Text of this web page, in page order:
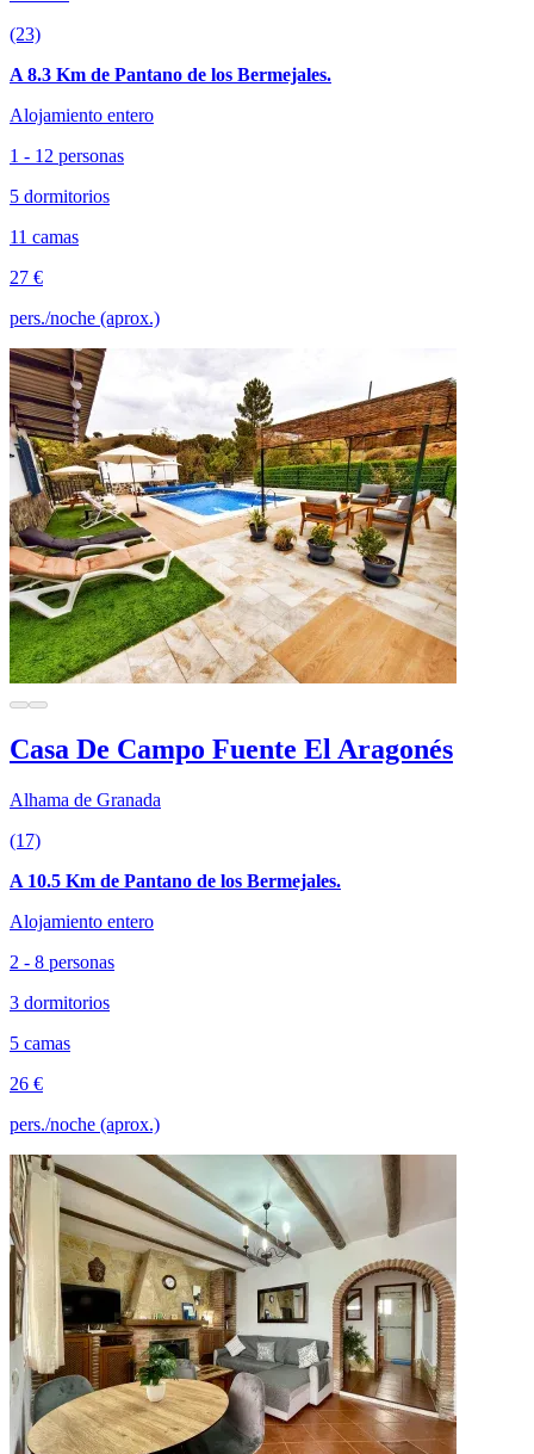
(23)
A 8.3 Km de Pantano de los Bermejales.
Alojamiento entero
1 - 12 personas
5 dormitorios
11 camas
27 €
pers./noche (aprox.)
Casa De Campo Fuente El Aragonés
Alhama de Granada
(17)
A 10.5 Km de Pantano de los Bermejales.
Alojamiento entero
2 - 8 personas
3 dormitorios
5 camas
26 €
pers./noche (aprox.)